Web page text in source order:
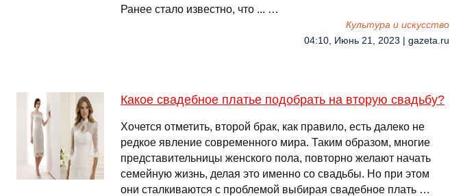
Ранее стало известно, что ... …
Культура и искусство
04:10, Июнь 21, 2023 | gazeta.ru
Какое свадебное платье подобрать на вторую свадьбу?
Хочется отметить, второй брак, как правило, есть далеко не
редкое явление современного мира. Таким образом, многие
представительницы женского пола, повторно желают начать
семейную жизнь, делая это именно со свадьбы. Но при этом
они сталкиваются с проблемой выбирая свадебное плать …